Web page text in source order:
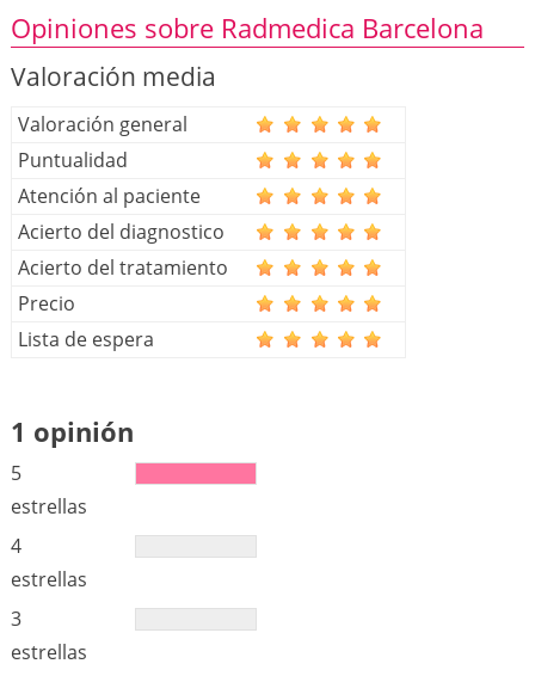
Opiniones sobre Radmedica Barcelona
Valoración media
Valoración general
Puntualidad
Atención al paciente
Acierto del diagnostico
Acierto del tratamiento
Precio
Lista de espera
1 opinión
5
estrellas
4
estrellas
3
estrellas